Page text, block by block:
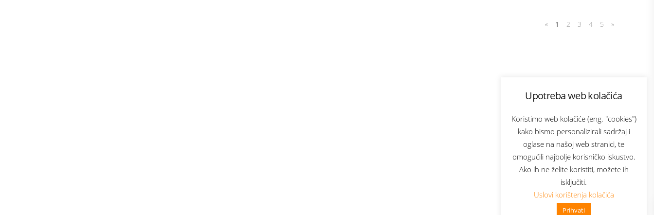
Upotreba web kolačića
Koristimo web kolačiće (eng. "cookies")
kako bismo personalizirali sadržaj i
oglase na našoj web stranici, te
omogućili najbolje korisničko iskustvo.
Ako ih ne želite koristiti, možete ih
isključiti.
Uslovi korištenja kolačića
Prihvati
👋 Zdravo, kako mogu pomoći?
« 1 2 3 4 5 »
Bonus plus
Prijava za newsletter